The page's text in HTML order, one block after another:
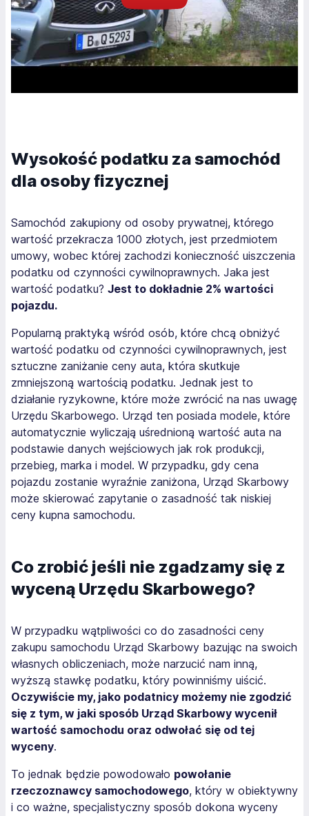
Wysokość podatku za samochód
dla osoby fizycznej
Samochód zakupiony od osoby prywatnej, którego
wartość przekracza 1000 złotych, jest przedmiotem
umowy, wobec której zachodzi konieczność uiszczenia
podatku od czynności cywilnoprawnych. Jaka jest
wartość podatku? Jest to dokładnie 2% wartości
pojazdu.
Popularną praktyką wśród osób, które chcą obniżyć
wartość podatku od czynności cywilnoprawnych, jest
sztuczne zaniżanie ceny auta, która skutkuje
zmniejszoną wartością podatku. Jednak jest to
działanie ryzykowne, które może zwrócić na nas uwagę
Urzędu Skarbowego. Urząd ten posiada modele, które
automatycznie wyliczają uśrednioną wartość auta na
podstawie danych wejściowych jak rok produkcji,
przebieg, marka i model. W przypadku, gdy cena
pojazdu zostanie wyraźnie zaniżona, Urząd Skarbowy
może skierować zapytanie o zasadność tak niskiej
ceny kupna samochodu.
Co zrobić jeśli nie zgadzamy się z
wyceną Urzędu Skarbowego?
W przypadku wątpliwości co do zasadności ceny
zakupu samochodu Urząd Skarbowy bazując na swoich
własnych obliczeniach, może narzucić nam inną,
wyższą stawkę podatku, który powinniśmy uiścić.
Oczywiście my, jako podatnicy możemy nie zgodzić
się z tym, w jaki sposób Urząd Skarbowy wycenił
wartość samochodu oraz odwołać się od tej
wyceny.
To jednak będzie powodowało powołanie
rzeczoznawcy samochodowego, który w obiektywny
i co ważne, specjalistyczny sposób dokona wyceny